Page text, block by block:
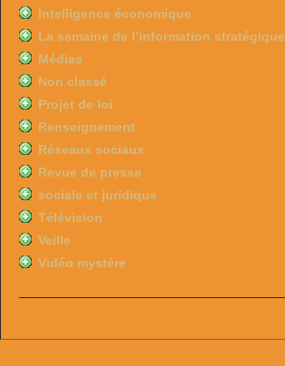
Intelligence économique
La semaine de l’information stratégique
Médias
Non classé
Projet de loi
Renseignement
Réseaux sociaux
Revue de presse
sociale et juridique
Télévision
Veille
Vidéo mystère